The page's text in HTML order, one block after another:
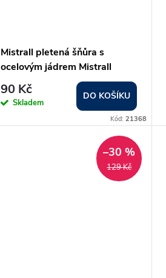
Mistrall pletená šňůra s
ocelovým jádrem Mistrall
Admuson Steel Core průměr:
0,14 mm
90 Kč
Skladem
DO KOŠÍKU
Kód:21368
129 Kč
–30 %